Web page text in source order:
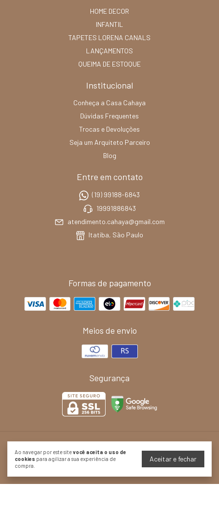
Ao navegar por este sitevocê aceita o uso de
cookies para agilizar a sua experiência de
compra.
Aceitar e fechar
HOME DECOR
INFANTIL
TAPETES LORENA CANALS
LANÇAMENTOS
QUEIMA DE ESTOQUE
Institucional
Conheça a Casa Cahaya
Dúvidas Frequentes
Trocas e Devoluções
Seja um Arquiteto Parceiro
Blog
Entre em contato
(19) 99188-6843
19991886843
atendimento.cahaya@gmail.com
Itatiba, São Paulo
Formas de pagamento
Meios de envio
Segurança
móveis artesanais e sustentáveis em fibra natural
©2026. Casa Cahaya Móveis e Decoração - 41826415000104. Todos os direitos